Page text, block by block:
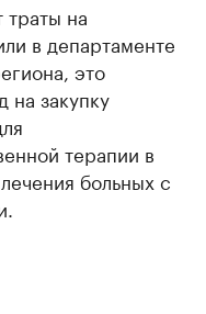
на
в департаменте
это
на закупку
терапии в
больных с